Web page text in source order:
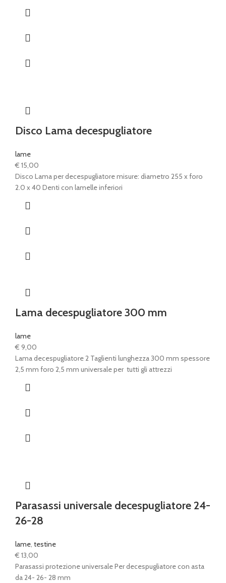
Disco Lama decespugliatore
lame
€ 15,00
Disco Lama per decespugliatore misure: diametro 255 x foro
2.0 x 40 Denti con lamelle inferiori
Lama decespugliatore 300 mm
lame
€ 9,00
Lama decespugliatore 2 Taglienti lunghezza 300 mm spessore
2,5 mm foro 2,5 mm universale per tutti gli attrezzi
Parasassi universale decespugliatore 24-
26-28
lame, testine
€ 13,00
Parasassi protezione universale Per decespugliatore con asta
da 24- 26- 28 mm